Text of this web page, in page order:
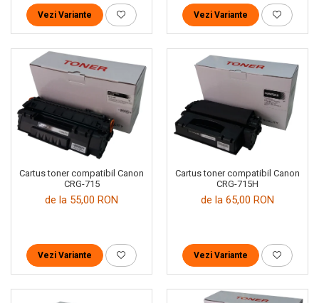
Vezi Variante Vezi Variante
Cartus toner compatibil Canon
CRG-715
de la 55,00 RON
Vezi Variante
Cartus toner compatibil Canon
CRG-715H
de la 65,00 RON
Vezi Variante